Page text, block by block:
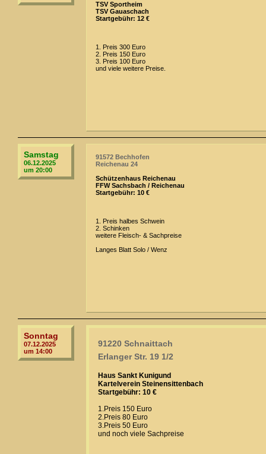
TSV Sportheim
TSV Gauaschach
Startgebühr: 12 €
1. Preis 300 Euro
2. Preis 150 Euro
3. Preis 100 Euro
und viele weitere Preise.
Samstag
06.12.2025
um 20:00
91572 Bechhofen
Reichenau 24
Schützenhaus Reichenau
FFW Sachsbach / Reichenau
Startgebühr: 10 €
1. Preis halbes Schwein
2. Schinken
weitere Fleisch- & Sachpreise
Langes Blatt Solo / Wenz
Sonntag
07.12.2025
um 14:00
91220 Schnaittach
Erlanger Str. 19 1/2
Haus Sankt Kunigund
Kartelverein Steinensittenbach
Startgebühr: 10 €
1.Preis 150 Euro
2.Preis 80 Euro
3.Preis 50 Euro
und noch viele Sachpreise